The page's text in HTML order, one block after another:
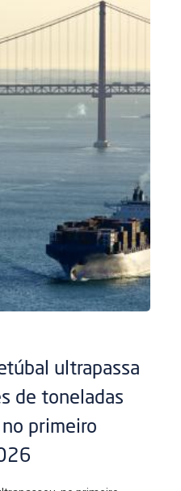
ultrapassa
de toneladas
primeiro